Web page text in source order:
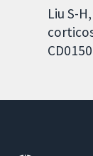
Liu S-